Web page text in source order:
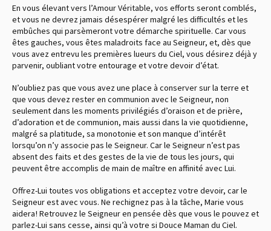
En vous élevant vers l’Amour Véritable, vos efforts seront comblés,
et vous ne devrez jamais désespérer malgré les difficultés et les
embûches qui parsèmeront votre démarche spirituelle. Car vous
êtes gauches, vous êtes maladroits face au Seigneur, et, dès que
vous avez entrevu les premières lueurs du Ciel, vous désirez déjà y
parvenir, oubliant votre entourage et votre devoir d’état.
N’oubliez pas que vous avez une place à conserver sur la terre et
que vous devez rester en communion avec le Seigneur, non
seulement dans les moments privilégiés d’oraison et de prière,
d’adoration et de communion, mais aussi dans la vie quotidienne,
malgré sa platitude, sa monotonie et son manque d’intérêt
lorsqu’on n’y associe pas le Seigneur. Car le Seigneur n’est pas
absent des faits et des gestes de la vie de tous les jours, qui
peuvent être accomplis de main de maître en affinité avec Lui.
Offrez-Lui toutes vos obligations et acceptez votre devoir, car le
Seigneur est avec vous. Ne rechignez pas à la tâche, Marie vous
aidera ! Retrouvez le Seigneur en pensée dès que vous le pouvez et
parlez-Lui sans cesse, ainsi qu’à votre si Douce Maman du Ciel.